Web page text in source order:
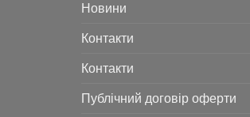
Новини
Контакти
Контакти
Публічний договір оферти